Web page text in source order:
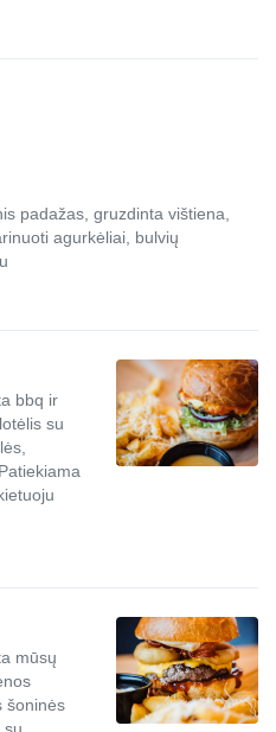
padažas, gruzdinta vištiena,
agurkėliai, bulvių
bbq ir
su
mūsų
šoninės